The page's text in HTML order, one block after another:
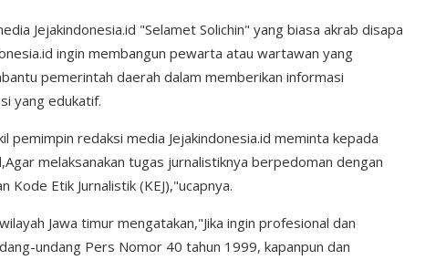
Jejakindonesia.id "Selamet Solichin" yang biasa akrab disapa
ingin membangun pewarta atau wartawan yang
pemerintah daerah dalam memberikan informasi
yang edukatif.
pemimpin redaksi media Jejakindonesia.id meminta kepada
melaksanakan tugas jurnalistiknya berpedoman dengan
Etik Jurnalistik (KEJ),"ucapnya.
Jawa timur mengatakan,"Jika ingin profesional dan
undang Pers Nomor 40 tahun 1999, kapanpun dan